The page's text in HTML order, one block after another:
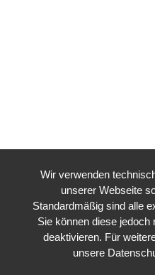
Wir verwenden
unserer Webseite
Standardmäßig sind alle
Sie können diese jedoch
deaktivieren. Für
unsere